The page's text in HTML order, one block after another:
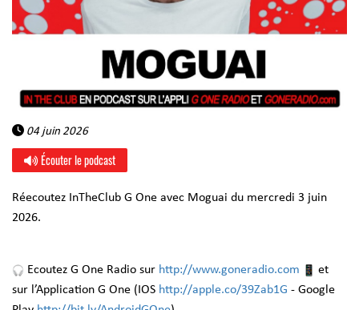
04 juin 2026
Écouter le podcast
Réecoutez InTheClub G One avec Moguai du mercredi 3 juin
2026.
Ecoutez G One Radio sur http://www.goneradio.com
et
sur l’Application G One (IOS http://apple.co/39Zab1G - Google